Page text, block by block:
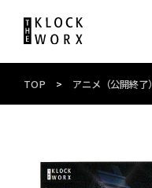
TOP > アニメ（公開終了）